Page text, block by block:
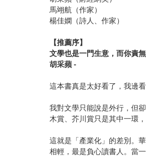
馬翊航（作家）
楊佳嫻（詩人、作家）
【推薦序】
文學也是一門生意，而你責
胡采蘋 -
這本書真是太好看了，我邊
我對文學只能說是外行，但
木賞、芥川賞只是其中一環
這就是「產業化」的差別。
相輕，最是負心讀書人。當